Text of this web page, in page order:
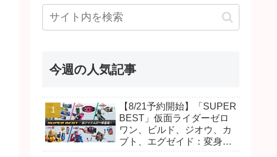
今週の人気記事
【8/21予約開始】「SUPER
BEST」仮面ライダーゼロ
ワン、ビルド、ジオウ、カ
ブト、エグゼイド：変身ベ